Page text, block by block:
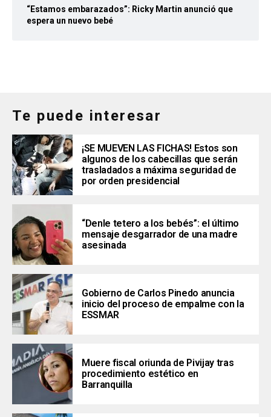
“Estamos embarazados”: Ricky Martin anunció que
espera un nuevo bebé
Te puede interesar
¡SE MUEVEN LAS FICHAS! Estos son
algunos de los cabecillas que serán
trasladados a máxima seguridad de
por orden presidencial
“Denle tetero a los bebés”: el último
mensaje desgarrador de una madre
asesinada
Gobierno de Carlos Pinedo anuncia
inicio del proceso de empalme con la
ESSMAR
Muere fiscal oriunda de Pivijay tras
procedimiento estético en
Barranquilla